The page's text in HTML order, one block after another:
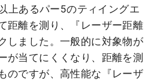
上あるパー5のティイングエ
距離を測り、『レーザー距離
しました。一般的に対象物が
が当てにくくなり、距離を測
のですが、高性能な『レーザ